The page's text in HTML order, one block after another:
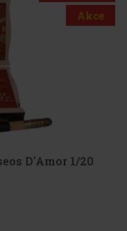
Akce
D'Amor 1/20